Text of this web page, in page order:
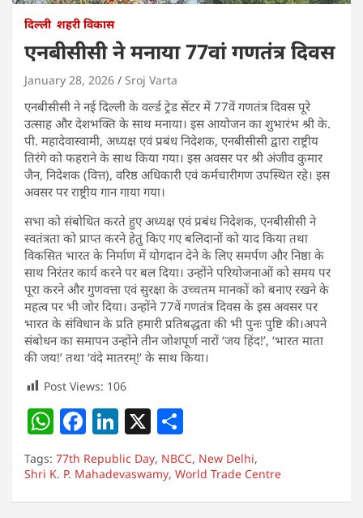
दिल्ली शहरी विकास
एनबीसीसी ने मनाया 77वां गणतंत्र दिवस
January 28, 2026 Sroj Varta
एनबीसीसी ने नई दिल्ली के वर्ल्ड ट्रेड सेंटर में 77वें गणतंत्र दिवस पूरे
उत्साह और देशभक्ति के साथ मनाया। इस आयोजन का शुभारंभ श्री के.
पी. महादेवास्वामी, अध्यक्ष एवं प्रबंध निदेशक, एनबीसीसी द्वारा राष्ट्रीय
तिरंगे को फहराने के साथ किया गया। इस अवसर पर श्री अंजीव कुमार
जैन, निदेशक (वित्त), वरिष्ठ अधिकारी एवं कर्मचारीगण उपस्थित रहे। इस
अवसर पर राष्ट्रीय गान गाया गया।
सभा को संबोधित करते हुए अध्यक्ष एवं प्रबंध निदेशक, एनबीसीसी ने
स्वतंत्रता को प्राप्त करने हेतु किए गए बलिदानों को याद किया तथा
विकसित भारत के निर्माण में योगदान देने के लिए समर्पण और निष्ठा के
साथ निरंतर कार्य करने पर बल दिया। उन्होंने परियोजनाओं को समय पर
पूरा करने और गुणवत्ता एवं सुरक्षा के उच्चतम मानकों को बनाए रखने के
महत्व पर भी जोर दिया। उन्होंने 77वें गणतंत्र दिवस के इस अवसर पर
भारत के संविधान के प्रति हमारी प्रतिबद्धता की भी पुनः पुष्टि की।अपने
संबोधन का समापन उन्होंने तीन जोशपूर्ण नारों ‘जय हिंद!’, ‘भारत माता
की जय!’ तथा ‘वंदे मातरम्!’ के साथ किया।
Post Views: 106
W
h
at
s
F
a
c
e
Li
n
k
e
X
h
ar
e
Tags: 77th Republic Day, NBCC, New Delhi,
Shri K. P. Mahadevaswamy, World Trade Centre